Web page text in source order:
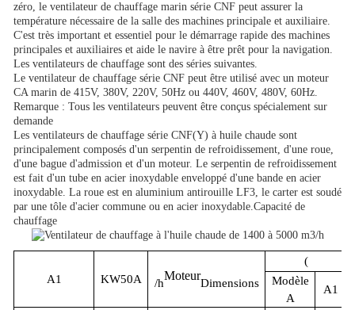
zéro, le ventilateur de chauffage marin série CNF peut assurer la
température nécessaire de la salle des machines principale et auxiliaire.
C'est très important et essentiel pour le démarrage rapide des machines
principales et auxiliaires et aide le navire à être prêt pour la navigation.
Les ventilateurs de chauffage sont des séries suivantes.
Le ventilateur de chauffage série CNF peut être utilisé avec un moteur
CA marin de 415V, 380V, 220V, 50Hz ou 440V, 460V, 480V, 60Hz.
Remarque : Tous les ventilateurs peuvent être conçus spécialement sur
demande
Les ventilateurs de chauffage série CNF(Y) à huile chaude sont
principalement composés d'un serpentin de refroidissement, d'une roue,
d'une bague d'admission et d'un moteur. Le serpentin de refroidissement
est fait d'un tube en acier inoxydable enveloppé d'une bande en acier
inoxydable. La roue est en aluminium antirouille LF3, le carter est soudé
par une tôle d'acier commune ou en acier inoxydable.Capacité de
chauffage
A1 KW50A /h
Moteur
Dimensions
(
Modèle
A
A1